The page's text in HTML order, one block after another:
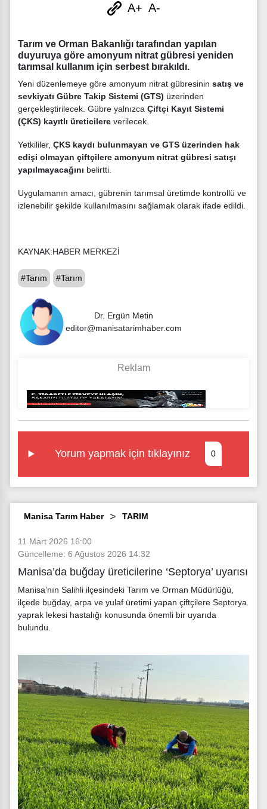
A+ A-
Tarım ve Orman Bakanlığı tarafından yapılan
duyuruya göre amonyum nitrat gübresi yeniden
tarımsal kullanım için serbest bırakıldı.
Yeni düzenlemeye göre amonyum nitrat gübresinin satış ve
sevkiyatı Gübre Takip Sistemi (GTS) üzerinden
gerçekleştirilecek. Gübre yalnızca Çiftçi Kayıt Sistemi
(ÇKS) kayıtlı üreticilere verilecek.
Yetkililer, ÇKS kaydı bulunmayan ve GTS üzerinden hak
edişi olmayan çiftçilere amonyum nitrat gübresi satışı
yapılmayacağını belirtti.
Uygulamanın amacı, gübrenin tarımsal üretimde kontrollü ve
izlenebilir şekilde kullanılmasını sağlamak olarak ifade edildi.
KAYNAK:HABER MERKEZİ
#Tarım #Tarım
Dr. Ergün Metin
editor@manisatarimhaber.com
Yorum yapmak için tıklayınız 0
Manisa Tarım Haber TARIM
11 Mart 2026 16:00
Güncelleme: 6 Ağustos 2026 14:32
Manisa’da buğday üreticilerine ‘Septorya’ uyarısı
Manisa’nın Salihli ilçesindeki Tarım ve Orman Müdürlüğü,
ilçede buğday, arpa ve yulaf üretimi yapan çiftçilere Septorya
yaprak lekesi hastalığı konusunda önemli bir uyarıda
bulundu.